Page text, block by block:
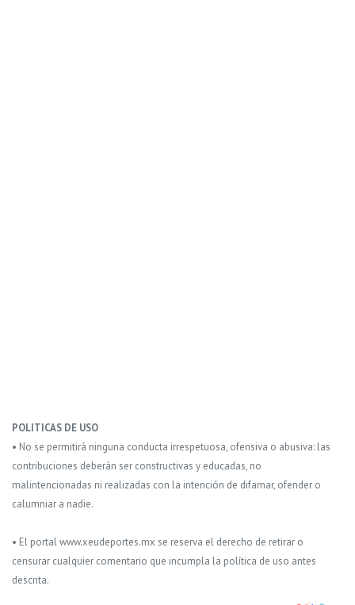
POLITICAS DE USO
• No se permitirá ninguna conducta irrespetuosa, ofensiva o abusiva: las
contribuciones deberán ser constructivas y educadas, no
malintencionadas ni realizadas con la intención de difamar, ofender o
calumniar a nadie.
• El portal www.xeudeportes.mx se reserva el derecho de retirar o
censurar cualquier comentario que incumpla la política de uso antes
descrita.